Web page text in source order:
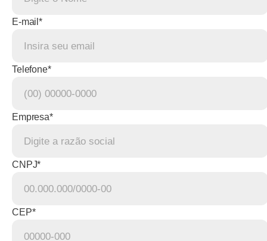
E-mail*
Telefone*
Empresa*
CNPJ*
CEP*